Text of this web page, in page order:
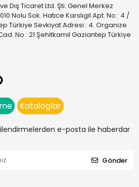
Dış Ticaret Ltd. Şti. Genel Merkez
Nolu Sok. Hatice Karslıgil Apt. No : 4 /
Türkiye Sevkiyat Adresi : 4. Organize
No : 21 Şehitkamil Gaziantep Türkiye
Kataloglar
e-posta ile haberdar
Gönder